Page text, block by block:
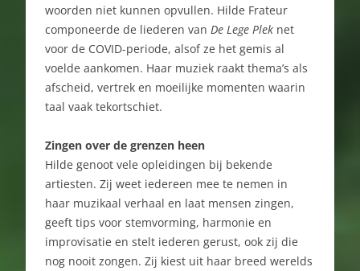
woorden niet kunnen opvullen. Hilde Frateur
componeerde de liederen van De Lege Plek net
voor de COVID-periode, alsof ze het gemis al
voelde aankomen. Haar muziek raakt thema’s als
afscheid, vertrek en moeilijke momenten waarin
taal vaak tekortschiet.
Zingen over de grenzen heen
Hilde genoot vele opleidingen bij bekende
artiesten. Zij weet iedereen mee te nemen in
haar muzikaal verhaal en laat mensen zingen,
geeft tips voor stemvorming, harmonie en
improvisatie en stelt iederen gerust, ook zij die
nog nooit zongen. Zij kiest uit haar breed werelds